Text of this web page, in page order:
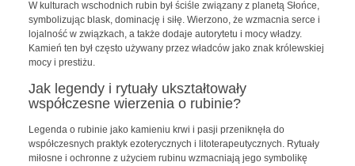
W kulturach wschodnich rubin był ściśle związany z planetą Słońce,
symbolizując blask, dominację i siłę. Wierzono, że wzmacnia serce i
lojalność w związkach, a także dodaje autorytetu i mocy władzy.
Kamień ten był często używany przez władców jako znak królewskiej
mocy i prestiżu.
Jak legendy i rytuały ukształtowały
współczesne wierzenia o rubinie?
Legenda o rubinie jako kamieniu krwi i pasji przeniknęła do
współczesnych praktyk ezoterycznych i litoterapeutycznych. Rytuały
miłosne i ochronne z użyciem rubinu wzmacniają jego symbolikę